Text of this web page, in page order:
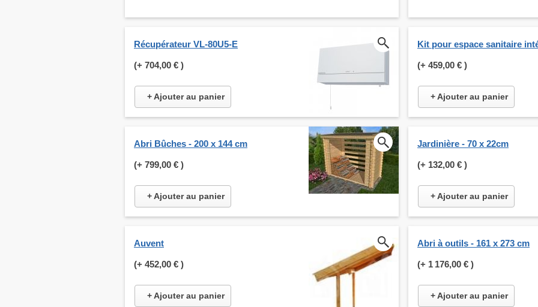
Récupérateur VL-80U5-E
(+ 704,00 € )
+ Ajouter au panier
Kit pour espace sanitaire
(+ 459,00 € )
+ Ajouter au panier
Abri Bûches - 200 x 144 cm
(+ 799,00 € )
+ Ajouter au panier
Jardinière - 70 x 22cm
(+ 132,00 € )
+ Ajouter au panier
Auvent
(+ 452,00 € )
+ Ajouter au panier
Abri à outils - 161 x 273 cm
(+ 1 176,00 € )
+ Ajouter au panier